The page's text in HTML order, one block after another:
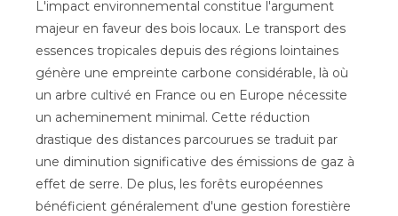
L'impact environnemental constitue l'argument
majeur en faveur des bois locaux. Le transport des
essences tropicales depuis des régions lointaines
génère une empreinte carbone considérable, là où
un arbre cultivé en France ou en Europe nécessite
un acheminement minimal. Cette réduction
drastique des distances parcourues se traduit par
une diminution significative des émissions de gaz à
effet de serre. De plus, les forêts européennes
bénéficient généralement d'une gestion forestière